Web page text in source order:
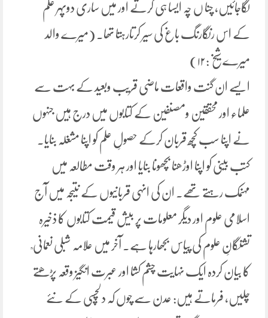
لگاجائیں، چنا ں چہ ایسا ہی کرتے اور میں ساری دوپہر علم
کے اس رنگارنگ باغ کی سیر کرتارہتا تھا۔ (میرے والد
میرے شیخ :۱۲)
ایسے ان گنت واقعات ماضی قریب وبعید کے بہت سے
علماء اور محققین ومصنفین کے کتابوں میں درج ہیں جنہوں
نے اپنا سب کچھ قربان کرکے حصولِ علم کو اپنا مشغلہ بنایا.
کتب بینی کو اپنا اوڑھنا بچھونا بنایا اور ہر وقت مطالعہ میں
مہنمک رہتے تھے. ان کی انہی قربانیوں کے نتیجہ میں آج
اسلامی علوم اور دیگر معلومات پر بیش قیمت کتابوں کا ذخیرہ
تشنگانِ علوم کی پیاس بجھارہا ہے۔ آخر میں علامہ شبلی نعمانی ؒ
کا بیان کردہ ایک نہایت چشم کشا اور عبرت انگیز وقعہ پڑھتے
چلیں، فرماتے ہیں: عدن سے چوں کہ دلچسپی کے نئے